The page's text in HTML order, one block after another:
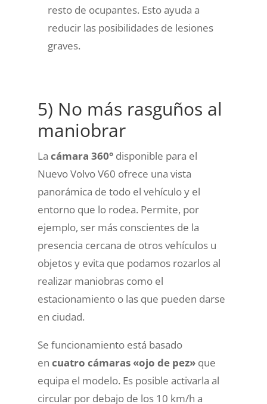
resto de ocupantes. Esto ayuda a
reducir las posibilidades de lesiones
graves.
5) No más rasguños al
maniobrar
La cámara 360°disponible para el
Nuevo Volvo V60 ofrece una vista
panorámica de todo el vehículo y el
entorno que lo rodea. Permite, por
ejemplo, ser más conscientes de la
presencia cercana de otros vehículos u
objetos y evita que podamos rozarlos al
realizar maniobras como el
estacionamiento o las que pueden darse
en ciudad.
Se funcionamiento está basado
en cuatro cámaras «ojo de pez»que
equipa el modelo. Es posible activarla al
circular por debajo de los 10 km/h a